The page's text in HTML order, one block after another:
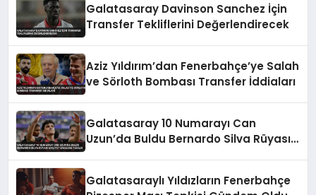
Galatasaray Davinson Sanchez İçin
Transfer Tekliflerini Değerlendirecek
Aziz Yıldırım’dan Fenerbahçe’ye Salah
ve Sörloth Bombası Transfer İddiaları
Galatasaray 10 Numarayı Can
Uzun’da Buldu Bernardo Silva Rüyası
Galatasaraylı Yıldızların Fenerbahçe